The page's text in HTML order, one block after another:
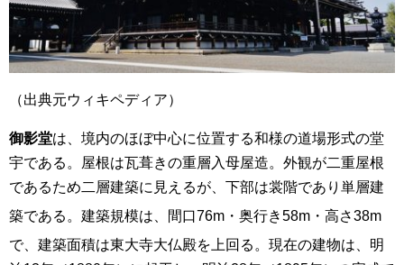
（出典元ウィキペディア）
御影堂は、境内のほぼ中心に位置する和様の道場形式の堂
宇である。屋根は瓦葺きの重層入母屋造。外観が二重屋根
であるため二層建築に見えるが、下部は裳階であり単層建
築である 。建築規模は、間口76m・奥行き58m・高さ38m
で、建築面積は東大寺大仏殿を上回る 。現在の建物は、明